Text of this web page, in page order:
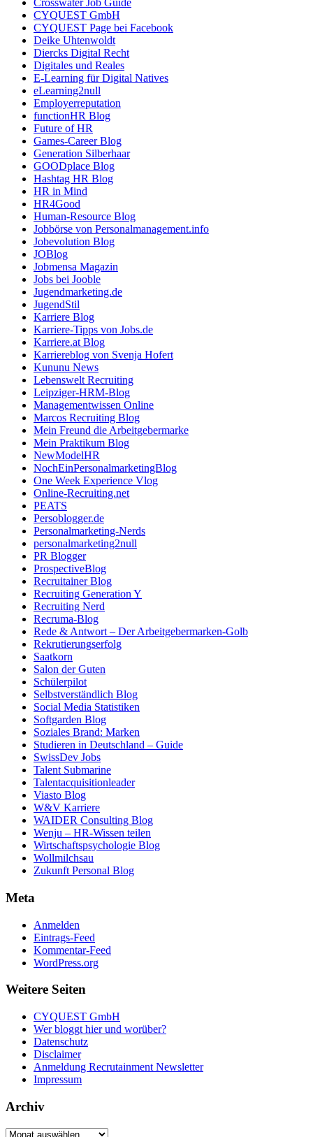
Crosswater Job Guide
CYQUEST GmbH
CYQUEST Page bei Facebook
Deike Uhtenwoldt
Diercks Digital Recht
Digitales und Reales
E-Learning für Digital Natives
eLearning2null
Employerreputation
functionHR Blog
Future of HR
Games-Career Blog
Generation Silberhaar
GOODplace Blog
Hashtag HR Blog
HR in Mind
HR4Good
Human-Resource Blog
Jobbörse von Personalmanagement.info
Jobevolution Blog
JOBlog
Jobmensa Magazin
Jobs bei Jooble
Jugendmarketing.de
JugendStil
Karriere Blog
Karriere-Tipps von Jobs.de
Karriere.at Blog
Karriereblog von Svenja Hofert
Kununu News
Lebenswelt Recruiting
Leipziger-HRM-Blog
Managementwissen Online
Marcos Recruiting Blog
Mein Freund die Arbeitgebermarke
Mein Praktikum Blog
NewModelHR
NochEinPersonalmarketingBlog
One Week Experience Vlog
Online-Recruiting.net
PEATS
Persoblogger.de
Personalmarketing-Nerds
personalmarketing2null
PR Blogger
ProspectiveBlog
Recruitainer Blog
Recruiting Generation Y
Recruiting Nerd
Recruma-Blog
Rede & Antwort – Der Arbeitgebermarken-Golb
Rekrutierungserfolg
Saatkorn
Salon der Guten
Schülerpilot
Selbstverständlich Blog
Social Media Statistiken
Softgarden Blog
Soziales Brand: Marken
Studieren in Deutschland – Guide
SwissDev Jobs
Talent Submarine
Talentacquisitionleader
Viasto Blog
W&V Karriere
WAIDER Consulting Blog
Wenju – HR-Wissen teilen
Wirtschaftspsychologie Blog
Wollmilchsau
Zukunft Personal Blog
Meta
Anmelden
Eintrags-Feed
Kommentar-Feed
WordPress.org
Weitere Seiten
CYQUEST GmbH
Wer bloggt hier und worüber?
Datenschutz
Disclaimer
Anmeldung Recrutainment Newsletter
Impressum
Archiv
Archiv